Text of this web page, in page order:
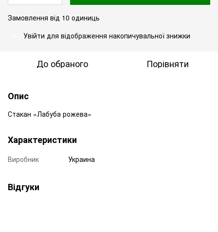
Замовлення від 10 одиниць
Увійти для відображення накопичувальної знижки
До обраного Порівняти
Опис
Стакан «Лабуба рожева»
Характеристики
Виробник Украина
Відгуки